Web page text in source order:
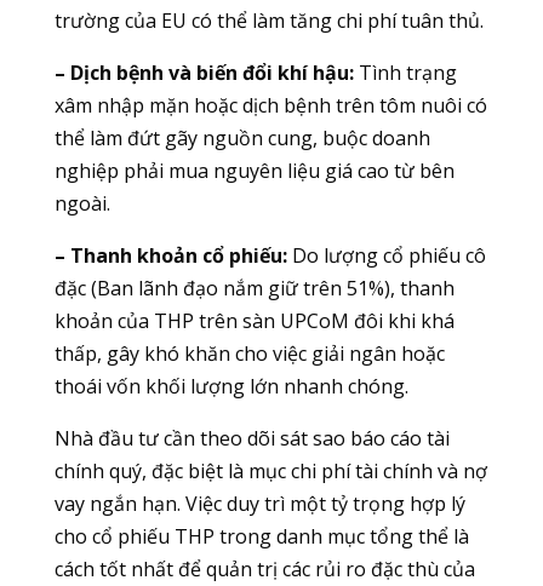
trường của EU có thể làm tăng chi phí tuân thủ.
– Dịch bệnh và biến đổi khí hậu:Tình trạng
xâm nhập mặn hoặc dịch bệnh trên tôm nuôi có
thể làm đứt gãy nguồn cung, buộc doanh
nghiệp phải mua nguyên liệu giá cao từ bên
ngoài.
– Thanh khoản cổ phiếu:Do lượng cổ phiếu cô
đặc (Ban lãnh đạo nắm giữ trên 51%), thanh
khoản của THP trên sàn UPCoM đôi khi khá
thấp, gây khó khăn cho việc giải ngân hoặc
thoái vốn khối lượng lớn nhanh chóng.
Nhà đầu tư cần theo dõi sát sao báo cáo tài
chính quý, đặc biệt là mục chi phí tài chính và nợ
vay ngắn hạn. Việc duy trì một tỷ trọng hợp lý
cho cổ phiếu THP trong danh mục tổng thể là
cách tốt nhất để quản trị các rủi ro đặc thù của